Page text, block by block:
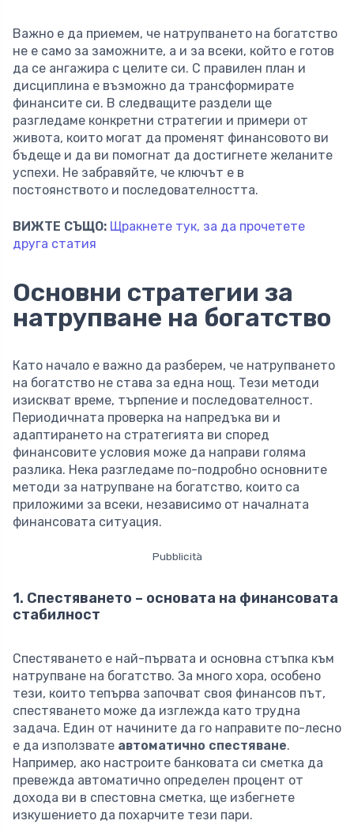
Важно е да приемем, че натрупването на богатство
не е само за заможните, а и за всеки, който е готов
да се ангажира с целите си. С правилен план и
дисциплина е възможно да трансформирате
финансите си. В следващите раздели ще
разгледаме конкретни стратегии и примери от
живота, които могат да променят финансовото ви
бъдеще и да ви помогнат да достигнете желаните
успехи. Не забравяйте, че ключът е в
постоянството и последователността.
ВИЖТЕ СЪЩО: Щракнете тук, за да прочетете
друга статия
Основни стратегии за
натрупване на богатство
Като начало е важно да разберем, че натрупването
на богатство не става за една нощ. Тези методи
изискват време, търпение и последователност.
Периодичната проверка на напредъка ви и
адаптирането на стратегията ви според
финансовите условия може да направи голяма
разлика. Нека разгледаме по-подробно основните
методи за натрупване на богатство, които са
приложими за всеки, независимо от началната
финансовата ситуация.
Pubblicità
1. Спестяването – основата на финансовата
стабилност
Спестяването е най-първата и основна стъпка към
натрупване на богатство. За много хора, особено
тези, които тепърва започват своя финансов път,
спестяването може да изглежда като трудна
задача. Един от начините да го направите по-лесно
е да използвате автоматично спестяване.
Например, ако настроите банковата си сметка да
превежда автоматично определен процент от
дохода ви в спестовна сметка, ще избегнете
изкушението да похарчите тези пари.